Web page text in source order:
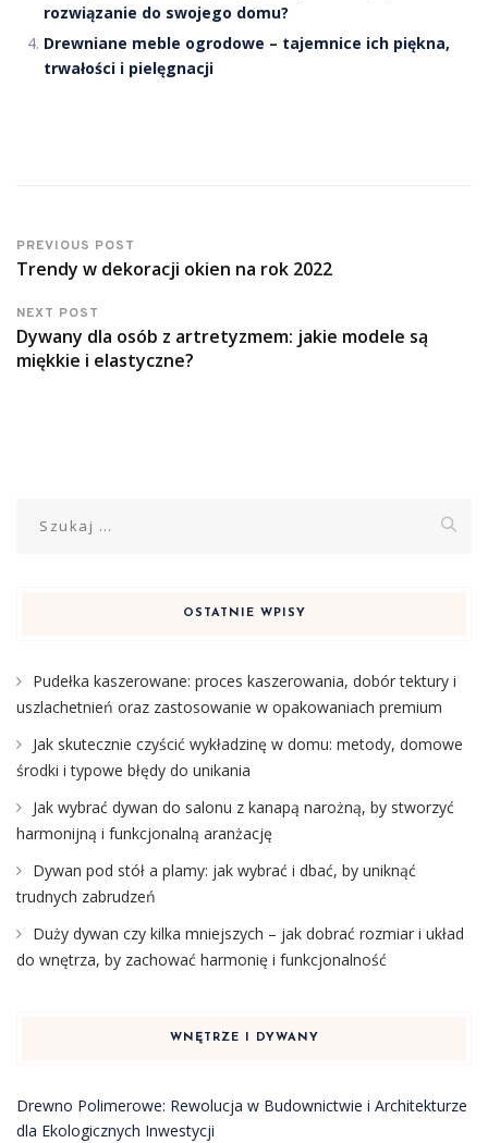
rozwiązanie do swojego domu?
Drewniane meble ogrodowe – tajemnice ich piękna,
trwałości i pielęgnacji
PREVIOUS POST
Trendy w dekoracji okien na rok 2022
NEXT POST
Dywany dla osób z artretyzmem: jakie modele są
miękkie i elastyczne?
OSTATNIE WPISY
Pudełka kaszerowane: proces kaszerowania, dobór tektury i
uszlachetnień oraz zastosowanie w opakowaniach premium
Jak skutecznie czyścić wykładzinę w domu: metody, domowe
środki i typowe błędy do unikania
Jak wybrać dywan do salonu z kanapą narożną, by stworzyć
harmonijną i funkcjonalną aranżację
Dywan pod stół a plamy: jak wybrać i dbać, by uniknąć
trudnych zabrudzeń
Duży dywan czy kilka mniejszych – jak dobrać rozmiar i układ
do wnętrza, by zachować harmonię i funkcjonalność
WNĘTRZE I DYWANY
Drewno Polimerowe: Rewolucja w Budownictwie i Architekturze
dla Ekologicznych Inwestycji